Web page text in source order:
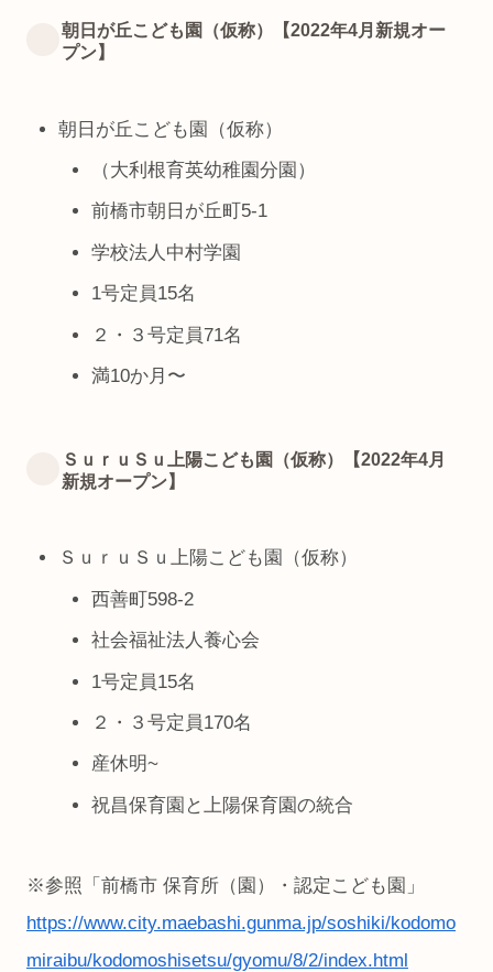
朝日が丘こども園（仮称）【2022年4月新規オー
プン】
朝日が丘こども園（仮称）
（大利根育英幼稚園分園）
前橋市朝日が丘町5-1
学校法人中村学園
1号定員15名
２・３号定員71名
満10か月〜
ＳｕｒｕＳｕ上陽こども園（仮称）【2022年4月
新規オープン】
ＳｕｒｕＳｕ上陽こども園（仮称）
西善町598-2
社会福祉法人養心会
1号定員15名
２・３号定員170名
産休明~
祝昌保育園と上陽保育園の統合
※参照「前橋市 保育所（園）・認定こども園」
https://www.city.maebashi.gunma.jp/soshiki/kodomo
miraibu/kodomoshisetsu/gyomu/8/2/index.html